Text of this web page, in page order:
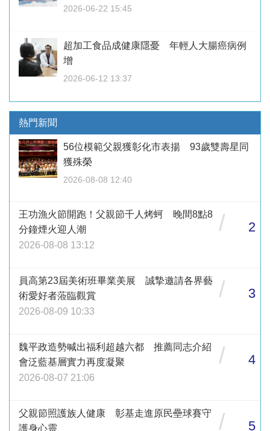
2026-06-22 15:45
超加工食品成健康隱憂 年輕人大腸癌病例
增
2026-06-12 13:37
熱門新聞
56位模範父親獲彰化市表揚 93歲雙壽星同
獲殊榮
2026-08-08 12:40
王功漁火節開跑！父親節千人烤蚵 晚間8點8
分鐘煙火迎人潮
2026-08-08 13:12
/ 2
員高第23屆美術班畢業美展 誠摯邀請各界藝
術愛好者蒞臨觀賞
2026-08-09 10:33
/ 3
魏平政造勢喊出福利超越六都 推薦同志介紹
會泛藍基層實力再度凝聚
2026-08-07 21:06
/ 4
父親節照護族人健康 彰基走進原民壘球賽守
護身心靈
/ 5